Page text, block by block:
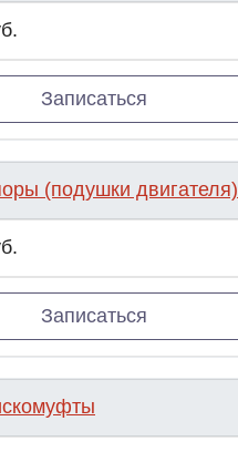
Записаться
(подушки двигателя)
Записаться